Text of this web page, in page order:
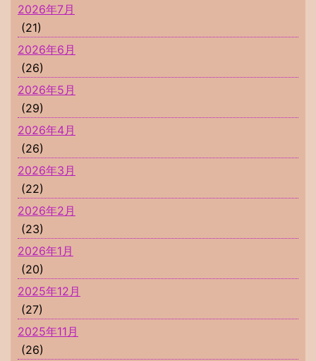
2026年7月
(21)
2026年6月
(26)
2026年5月
(29)
2026年4月
(26)
2026年3月
(22)
2026年2月
(23)
2026年1月
(20)
2025年12月
(27)
2025年11月
(26)